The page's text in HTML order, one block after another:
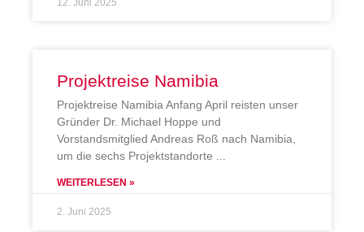
12. Juni 2025
Projektreise Namibia
Projektreise Namibia Anfang April reisten unser
Gründer Dr. Michael Hoppe und
Vorstandsmitglied Andreas Roß nach Namibia,
um die sechs Projektstandorte
WEITERLESEN »
2. Juni 2025